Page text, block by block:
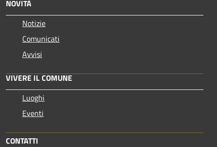
NOVITÀ
Notizie
Comunicati
Avvisi
VIVERE IL COMUNE
Luoghi
Eventi
CONTATTI